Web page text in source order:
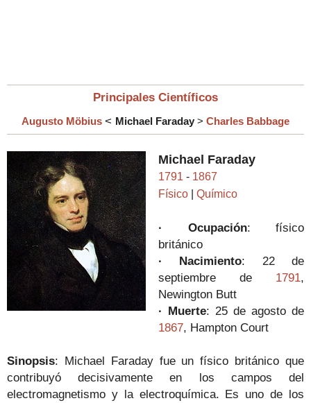
Principales Científicos
Augusto Möbius < Michael Faraday > Charles Babbage
Michael Faraday
1791 - 1867
Físico
Químico
· Ocupación: físico
británico
· Nacimiento: 22 de
septiembre de 1791,
Newington Butt
· Muerte: 25 de agosto de
1867, Hampton Court
Sinopsis: Michael Faraday fue un físico británico que
contribuyó decisivamente en los campos del
electromagnetismo y la electroquímica. Es uno de los